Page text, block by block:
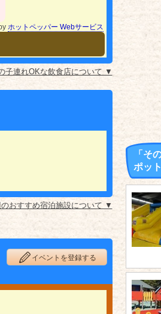
ホットペッパー Webサービス
子連れOKな飲食店について ▼
おすすめ宿泊施設について ▼
イベントを登録する
「そ
ポッ